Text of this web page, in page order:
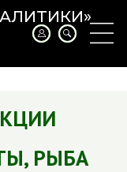
, РЫБА